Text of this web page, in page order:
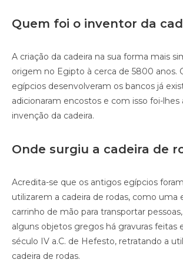
Quem foi o inventor da
A criação da cadeira na sua forma mais
origem no Egipto à cerca de 5800 anos.
egípcios desenvolveram os bancos já
adicionaram encostos e com isso foi-lhes
invenção da cadeira.
Onde surgiu a cadeira de
Acredita-se que os antigos egípcios
utilizarem a cadeira de rodas, como uma
carrinho de mão para transportar
alguns objetos gregos há gravuras feitas
século IV a.C. de Hefesto, retratando a
cadeira de rodas.